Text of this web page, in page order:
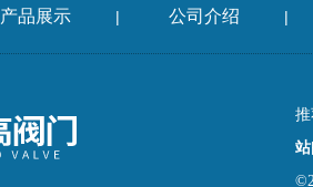
产品展示 | 公司介绍 |